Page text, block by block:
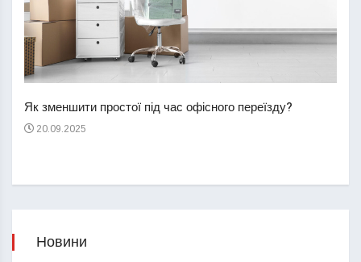
Як зменшити простої під час офісного переїзду?
20.09.2025
Новини